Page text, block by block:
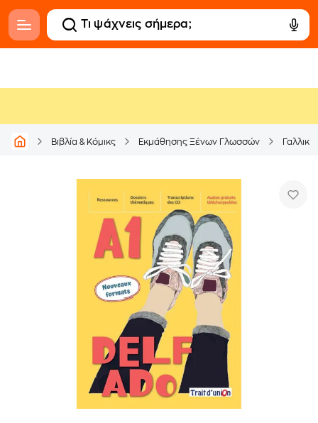
Βιβλία & Κόμικς Εκμάθησης Ξένων Γλωσσών